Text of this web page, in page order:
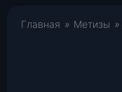
Главная » Метизы »